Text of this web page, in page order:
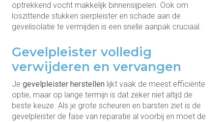
optrekkend vocht makkelijk binnensijpelen. Ook om
loszittende stukken sierpleister en schade aan de
gevelisolatie te vermijden is een snelle aanpak cruciaal.
Gevelpleister volledig
verwijderen en vervangen
Je gevelpleister herstellen lijkt vaak de meest efficiënte
optie, maar op lange termijn is dat zeker niet altijd de
beste keuze. Als je grote scheuren en barsten ziet is de
gevelpleister de fase van reparatie al voorbij en moet de